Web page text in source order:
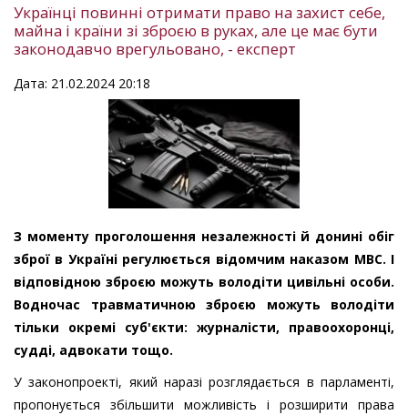
Українці повинні отримати право на захист себе,
майна і країни зі зброєю в руках, але це має бути
законодавчо врегульовано, - експерт
Дата: 21.02.2024 20:18
З моменту проголошення незалежності й донині обіг
зброї в Україні регулюється відомчим наказом МВС. І
відповідною зброєю можуть володіти цивільні особи.
Водночас травматичною зброєю можуть володіти
тільки окремі суб'єкти: журналісти, правоохоронці,
судді, адвокати тощо.
У законопроекті, який наразі розглядається в парламенті,
пропонується збільшити можливість і розширити права